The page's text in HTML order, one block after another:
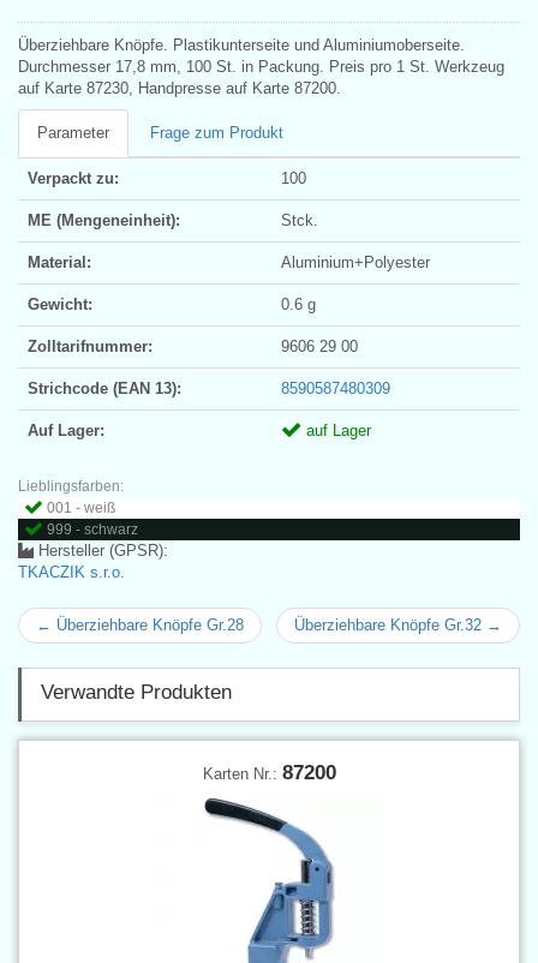
Überziehbare Knöpfe. Plastikunterseite und Aluminiumoberseite.
Durchmesser 17,8 mm, 100 St. in Packung. Preis pro 1 St. Werkzeug
auf Karte 87230, Handpresse auf Karte 87200.
Parameter Frage zum Produkt
Verpackt zu: 100
ME (Mengeneinheit): Stck.
Material: Aluminium+Polyester
Gewicht: 0.6 g
Zolltarifnummer: 9606 29 00
Strichcode (EAN 13): 8590587480309
Auf Lager: auf Lager
Lieblingsfarben:
001 - weiß
999 - schwarz
Hersteller (GPSR):
TKACZIK s.r.o.
← Überziehbare Knöpfe Gr.28 Überziehbare Knöpfe Gr.32 →
Verwandte Produkten
Karten Nr.: 87200